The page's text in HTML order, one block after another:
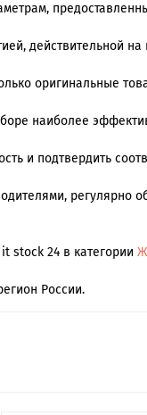
действительной
оригинальные
наиболее
и подтвердить
регулярно
stock 24 в категории
России.